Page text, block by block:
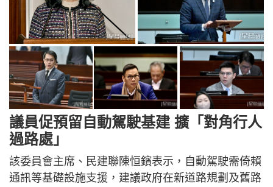
議員促預留自動駕駛基建 擴「對角行人
過路處」
該委員會主席、民建聯陳恒鑌表示，自動駕駛需倚賴
通訊等基礎設施支援，建議政府在新道路規劃及舊路